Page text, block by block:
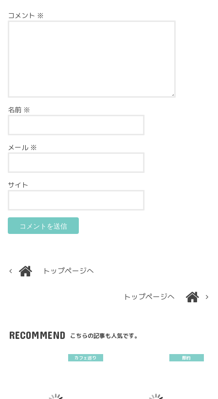
コメント ※
名前 ※
メール ※
サイト
トップページへ
トップページへ
RECOMMEND こちらの記事も人気です。
カフェ巡り 節約